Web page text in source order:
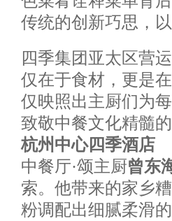
传统的创新巧思，
四季集团亚太区营
仅在于食材，更是
仅映照出主厨们为
致敬中餐文化精髓
杭州中心四季酒店
中餐厅·颂主厨曾东
索。他带来的家乡
粉调配出细腻柔滑